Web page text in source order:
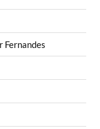
Fernandes